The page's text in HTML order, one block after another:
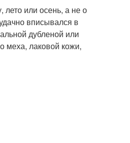
лето или осень, а не о
вписывался в
дубленой или
меха, лаковой кожи,